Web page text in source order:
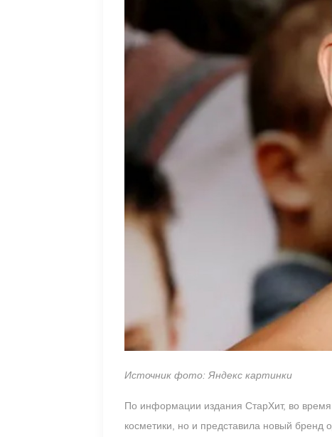
Источник фото: Яндекс картинки
По информации издания СтарХит, во
косметики, но и представила новый бренд